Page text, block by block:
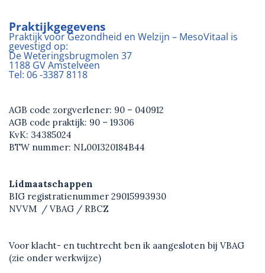
Praktijkgegevens
Praktijk voor Gezondheid en Welzijn – MesoVitaal is
gevestigd op:
De Weteringsbrugmolen 37
1188 GV Amstelveen
Tel: 06 -3387 8118
AGB code zorgverlener: 90 – 040912
AGB code praktijk: 90 – 19306
KvK: 34385024
BTW nummer: NL001320184B44
Lidmaatschappen
BIG registratienummer 29015993930
NVVM / VBAG / RBCZ
Voor klacht- en tuchtrecht ben ik aangesloten bij VBAG
(zie onder werkwijze)